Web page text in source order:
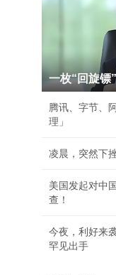
一枚“回旋镖
腾讯、字节、
理」
凌晨，突然下
美国发起对中
查！
今夜，利好来
罕见出手